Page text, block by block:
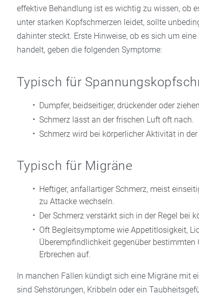
effektive Behandlung ist es wichtig zu wissen, ob
unter starken Kopfschmerzen leidet, sollte
dahinter steckt. Erste Hinweise, ob es sich um
handelt, geben die folgenden Symptome:
Typisch für
Dumpfer, beidseitiger, drückender oder
Schmerz lässt an der frischen Luft oft nach.
Schmerz wird bei körperlicher Aktivität in
Typisch für Migräne
Heftiger, anfallartiger Schmerz, meist
zu Attacke wechseln.
Der Schmerz verstärkt sich in der Regel bei
Oft Begleitsymptome wie Appetitlosigkeit,
Überempfindlichkeit gegenüber bestimmten
Erbrechen auf.
In manchen Fällen kündigt sich eine Migräne mit
sind Sehstörungen, Kribbeln oder ein